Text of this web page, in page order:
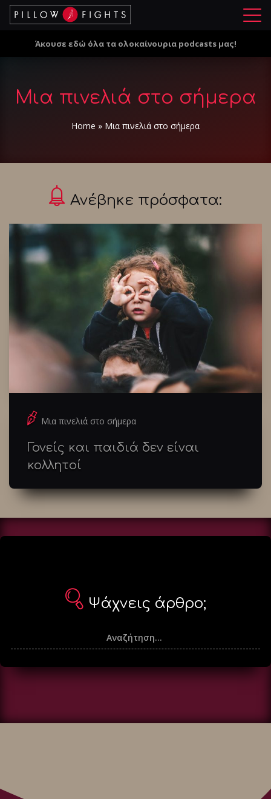
Μ
ο
Άκουσε εδώ όλα τα ολοκαίνουρια podcasts μας!
Μια πινελιά στο σήμερα
Home » Μια πινελιά στο σήμερα
Ανέβηκε πρόσφατα:
Μια πινελιά στο σήμερα
Γονείς και παιδιά δεν είναι
κολλητοί
Ψάχνεις άρθρο;